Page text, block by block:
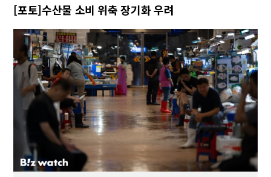
[포토]수산물 소비 위축 장기화 우려